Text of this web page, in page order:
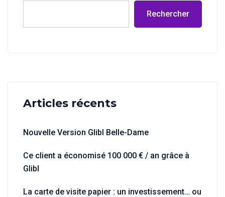
Rechercher
Articles récents
Nouvelle Version Glibl Belle-Dame
Ce client a économisé 100 000 € / an grâce à
Glibl
La carte de visite papier : un investissement… ou